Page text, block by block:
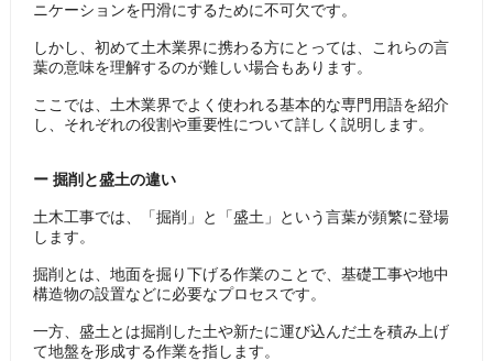
ニケーションを円滑にするために不可欠です。
しかし、初めて土木業界に携わる方にとっては、これらの言
葉の意味を理解するのが難しい場合もあります。
ここでは、土木業界でよく使われる基本的な専門用語を紹介
し、それぞれの役割や重要性について詳しく説明します。
ー 掘削と盛土の違い
土木工事では、「掘削」と「盛土」という言葉が頻繁に登場
します。
掘削とは、地面を掘り下げる作業のことで、基礎工事や地中
構造物の設置などに必要なプロセスです。
一方、盛土とは掘削した土や新たに運び込んだ土を積み上げ
て地盤を形成する作業を指します。